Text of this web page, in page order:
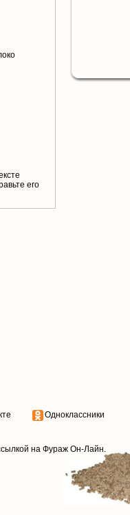
его
Одноклассники
на Фураж Он-Лайн.